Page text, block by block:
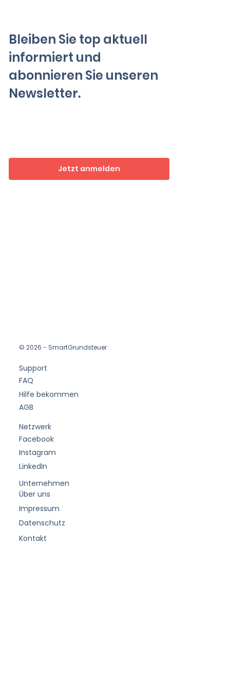
Support
FAQ
Hilfe bekommen
AGB
© 2026 - SmartGrundsteuer
Facebook
Netzwerk
Instagram
LinkedIn
Unternehmen
Datenschutz
Impressum
Über uns
Kontakt
Bleiben Sie top aktuell
informiert und
abonnieren Sie unseren
Newsletter.
Jetzt anmelden